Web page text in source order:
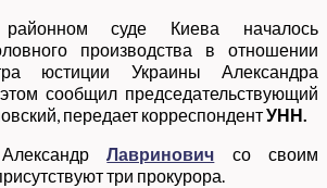
суде Киева началось
производства в отношении
юстиции Украины Александра
сообщил председательствующий
передает корреспондентУНН.
Лавринович со своим
три прокурора.